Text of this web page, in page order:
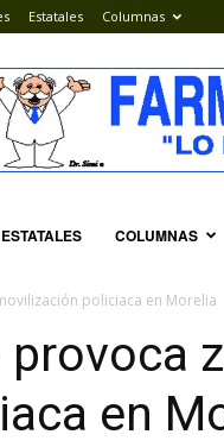
Estatales Columnas
ESTATALES COLUMNAS
policiaca en Morelia
en